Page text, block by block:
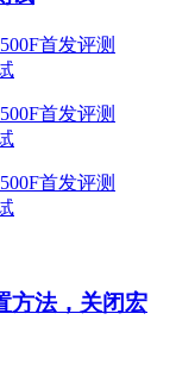
方法，关闭宏